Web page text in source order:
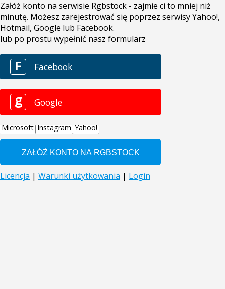
Załóż konto na serwisie Rgbstock - zajmie ci to mniej niż
minutę. Możesz zarejestrować się poprzez serwisy Yahoo!,
Hotmail, Google lub Facebook.
lub po prostu wypełnić nasz formularz
F Facebook
g Google
Microsoft Instagram Yahoo!
Licencja | Warunki użytkowania | Login